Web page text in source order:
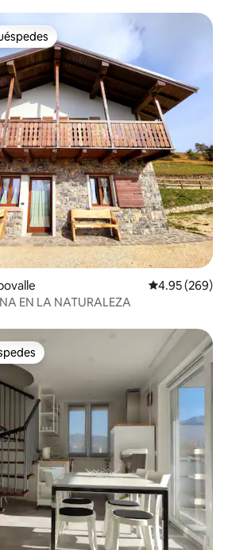
entre huéspedes
Calificación
4.95 (269)
EN LA NATURALEZA